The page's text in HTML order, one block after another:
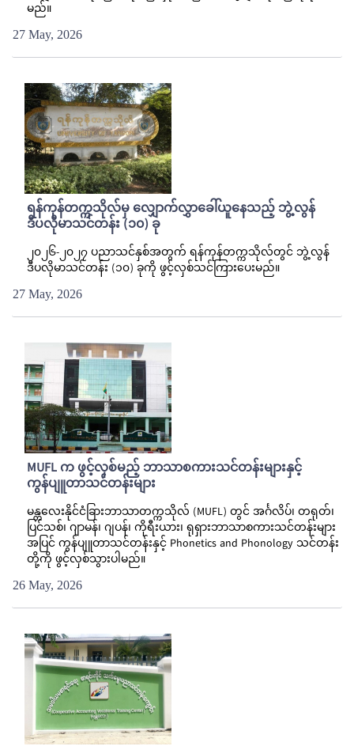
မည်။
27 May, 2026
ရန်ကုန်တက္ကသိုလ်မှ လျှောက်လွှာခေါ်ယူနေသည့် ဘွဲ့လွန်
ဒီပလိုမာသင်တန်း (၁၀) ခု
၂၀၂၆-၂၀၂၇ ပညာသင်နှစ်အတွက် ရန်ကုန်တက္ကသိုလ်တွင် ဘွဲ့လွန်
ဒီပလိုမာသင်တန်း (၁၀) ခုကို ဖွင့်လှစ်သင်ကြားပေးမည်။
27 May, 2026
MUFL က ဖွင့်လှစ်မည့် ဘာသာစကားသင်တန်းများနှင့်
ကွန်ပျူတာသင်တန်းများ
မန္တလေးနိုင်ငံခြားဘာသာတက္ကသိုလ် (MUFL) တွင် အင်္ဂလိပ်၊ တရုတ်၊
ပြင်သစ်၊ ဂျာမန်၊ ဂျပန်၊ ကိုရီးယား၊ ရုရှားဘာသာစကားသင်တန်းများ
အပြင် ကွန်ပျူတာသင်တန်းနှင့် Phonetics and Phonology သင်တန်း
တို့ကို ဖွင့်လှစ်သွားပါမည်။
26 May, 2026